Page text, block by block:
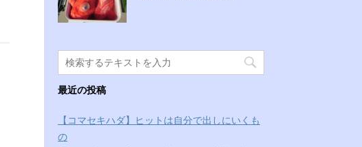
最近の投稿
【コマセキハダ】ヒットは自分で出しにいくも
の